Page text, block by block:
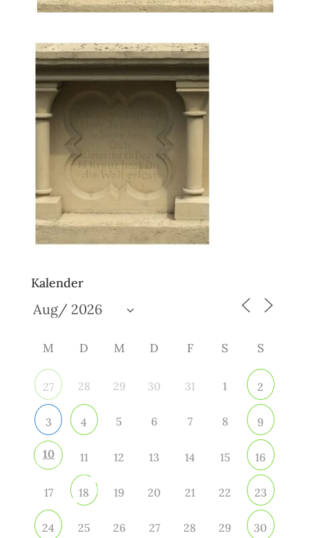
Kalender
M D M D F S S
27 28 29 30 31 1 2
3 4 5 6 7 8 9
10 11 12 13 14 15 16
17 18 19 20 21 22 23
24 25 26 27 28 29 30